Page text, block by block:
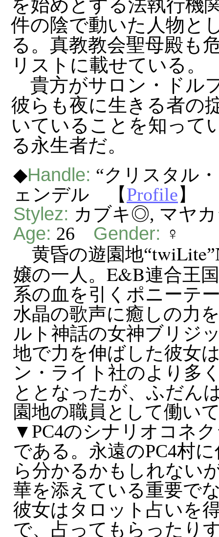
を始めとする法執行機
件の陰で動いた人物と
る。真教教会聖母殿も
リストに載せている。
貴方がサロン・ドル
彼らも夜に生きる者の
いていることを知って
る永生者だ。
◆Handle: “クリスタル
ェンデル 【Profile】
Stylez: カブキ◎, マヤ
Age: 26 Gender: ♀
黄昏の遊園地“twiLite
嬢の一人。 E&B連合王
系の血を引くポニーテ
水晶の歌声に癒しの力
ルト神話の女神ブリジ
地で力を伸ばした彼女
ン・ライト社のより多
ととなったが、ふだん
園地の職員として働い
▼PC4のシナリオコネ
である。永遠のPC4村
ら分かるかもしれない
華を添えている重要で
彼女はタロット占いを
で、占ってもらったり